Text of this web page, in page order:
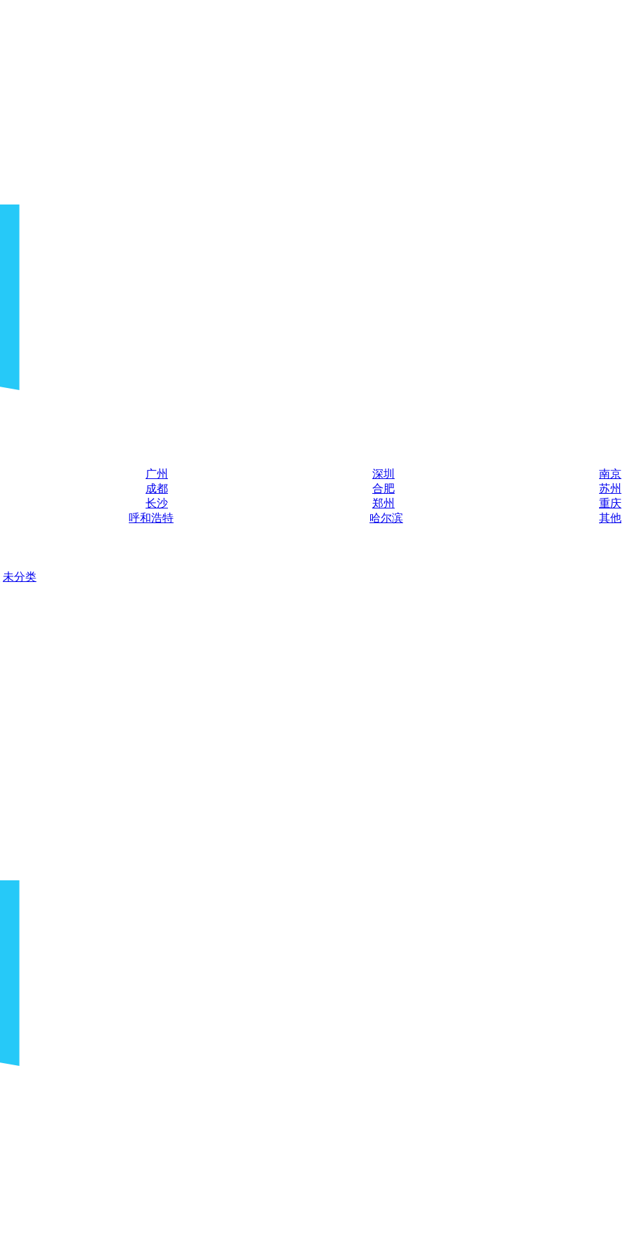
广州 深圳
南京
成都 合肥
苏州
长沙 郑州
重庆
呼和浩特 哈尔滨
其他
未分类